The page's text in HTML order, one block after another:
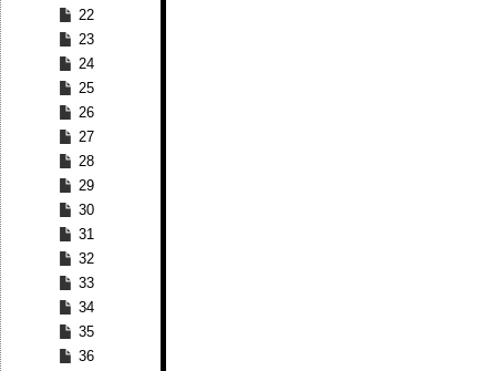
22
23
24
25
26
27
28
29
30
31
32
33
34
35
36